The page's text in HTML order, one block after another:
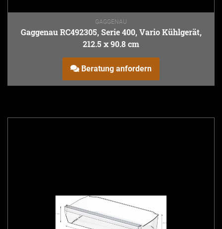
GAGGENAU
Gaggenau RC492305, Serie 400, Vario Kühlgerät,
212.5 x 90.8 cm
Beratung anfordern